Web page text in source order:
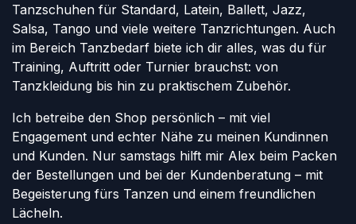
Tanzschuhen für Standard, Latein, Ballett, Jazz,
Salsa, Tango und viele weitere Tanzrichtungen. Auch
im Bereich Tanzbedarf biete ich dir alles, was du für
Training, Auftritt oder Turnier brauchst: von
Tanzkleidung bis hin zu praktischem Zubehör.
Ich betreibe den Shop persönlich – mit viel
Engagement und echter Nähe zu meinen Kundinnen
und Kunden. Nur samstags hilft mir Alex beim Packen
der Bestellungen und bei der Kundenberatung – mit
Begeisterung fürs Tanzen und einem freundlichen
Lächeln.